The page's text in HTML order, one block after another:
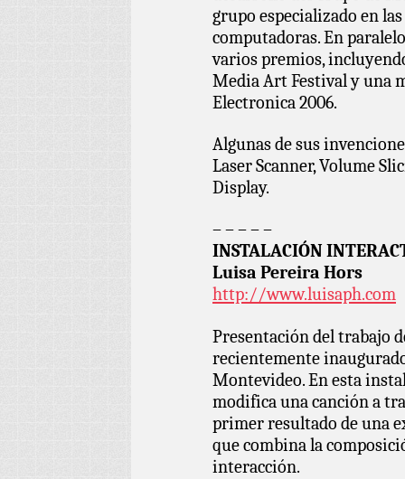
grupo especializado en
computadoras. En
varios premios,
Media Art Festival y una
Electronica 2006.
Algunas de sus
Laser Scanner, Volume
Display.
– – – – –
INSTALACIÓN
Luisa Pereira Hors
http://www.luisaph.com
Presentación del trabajo
recientemente inaugurado
Montevideo. En esta
modifica una canción a
primer resultado de una
que combina la
interacción.